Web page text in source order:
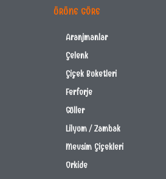
ÜRÜNE GÖRE
Aranjmanlar
Çelenk
Çiçek Buketleri
Ferforje
Güller
Lilyum / Zambak
Mevsim Çiçekleri
Orkide